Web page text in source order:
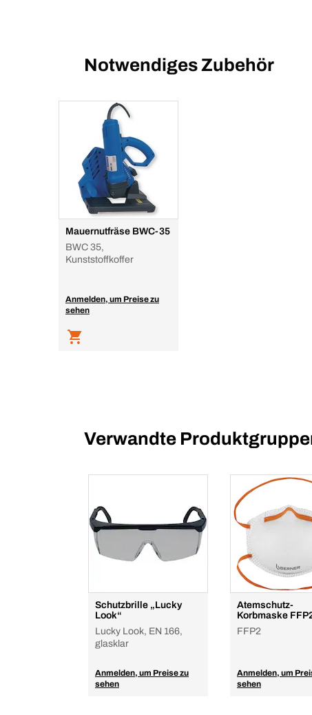
Notwendiges Zubehör
Mauernutfräse BWC-35
BWC 35,
Kunststoffkoffer
Anmelden, um Preise zu
sehen
Verwandte
Schutzbrille „Lucky
Look“
Lucky Look, EN 166,
glasklar
Anmelden, um Preise zu
sehen
Atemschutz-
Korbmaske
FFP2
Anmelden, um
sehen